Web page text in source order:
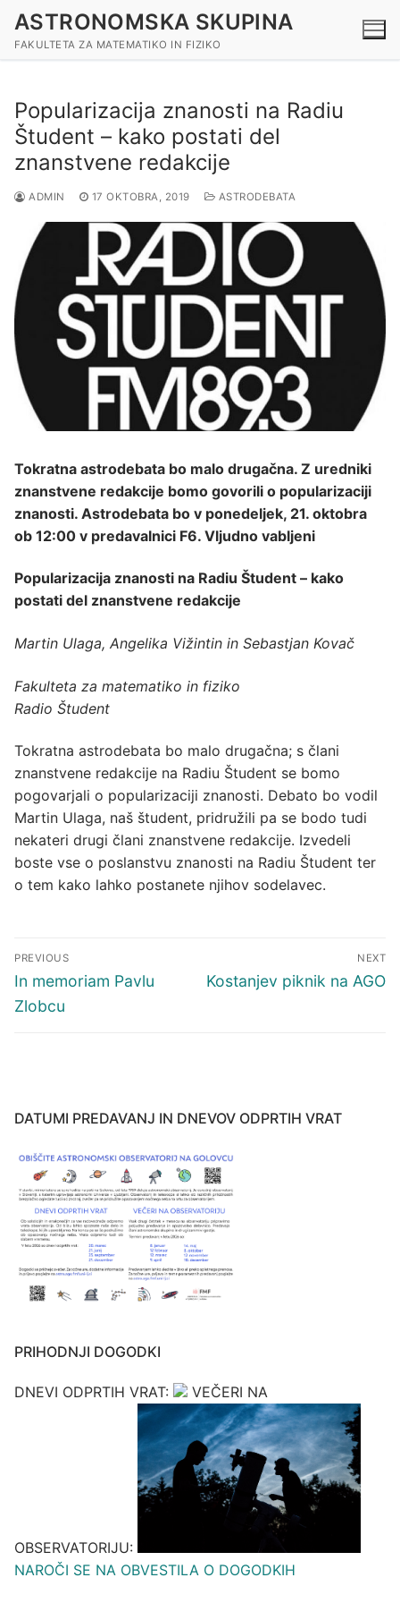
Preskoči
naASTRONOMSKA SKUPINA
FAKULTETA ZA MATEMATIKO IN FIZIKO
Popularizacija znanosti na Radiu
Študent – kako postati del
znanstvene redakcije
ADMIN 17 OKTOBRA, 2019 ASTRODEBATA
Tokratna astrodebata bo malo drugačna. Z uredniki
znanstvene redakcije bomo govorili o popularizaciji
znanosti. Astrodebata bo v ponedeljek, 21. oktobra
ob 12:00 v predavalnici F6. Vljudno vabljeni
Popularizacija znanosti na Radiu Študent – kako
postati del znanstvene redakcije
Martin Ulaga, Angelika Vižintin in Sebastjan Kovač
Fakulteta za matematiko in fiziko
Radio Študent
Tokratna astrodebata bo malo drugačna; s člani
znanstvene redakcije na Radiu Študent se bomo
pogovarjali o popularizaciji znanosti. Debato bo vodil
Martin Ulaga, naš študent, pridružili pa se bodo tudi
nekateri drugi člani znanstvene redakcije. Izvedeli
boste vse o poslanstvu znanosti na Radiu Študent ter
o tem kako lahko postanete njihov sodelavec.
Navigacija
prispevka
PREVIOUS
Previous
post:
In memoriam Pavlu
Zlobcu
NEXT
Next
Kostanjev piknik na AGO
DATUMI PREDAVANJ IN DNEVOV ODPRTIH VRAT
PRIHODNJI DOGODKI
DNEVI ODPRTIH VRAT: VEČERI NA
OBSERVATORIJU:
NAROČI SE NA OBVESTILA O DOGODKIH